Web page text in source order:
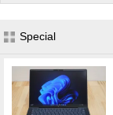
Special